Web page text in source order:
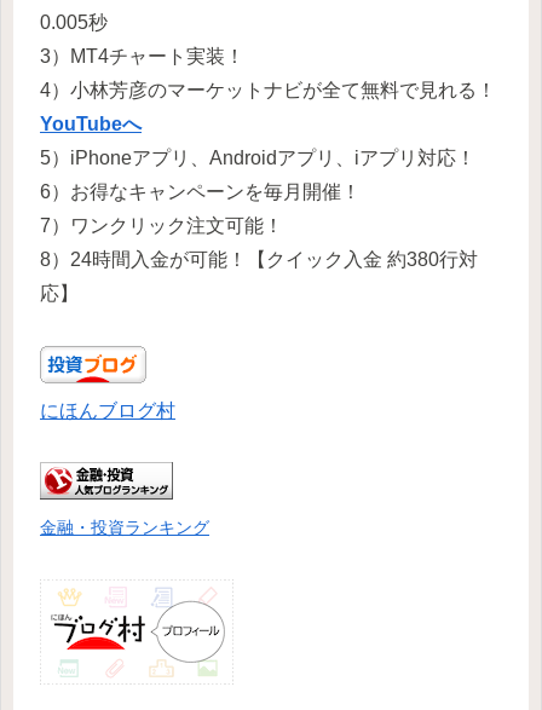
0.005秒
3）MT4チャート実装！
4）小林芳彦のマーケットナビが全て無料で見れる！
YouTubeへ
5）iPhoneアプリ、Androidアプリ、iアプリ対応！
6）お得なキャンペーンを毎月開催！
7）ワンクリック注文可能！
8）24時間入金が可能！【クイック入金 約380行対
応】
にほんブログ村
金融・投資ランキング